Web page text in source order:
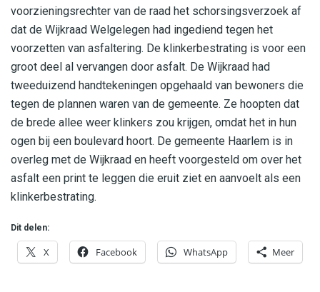
voorzieningsrechter van de raad het schorsingsverzoek af
dat de Wijkraad Welgelegen had ingediend tegen het
voorzetten van asfaltering. De klinkerbestrating is voor een
groot deel al vervangen door asfalt. De Wijkraad had
tweeduizend handtekeningen opgehaald van bewoners die
tegen de plannen waren van de gemeente. Ze hoopten dat
de brede allee weer klinkers zou krijgen, omdat het in hun
ogen bij een boulevard hoort. De gemeente Haarlem is in
overleg met de Wijkraad en heeft voorgesteld om over het
asfalt een print te leggen die eruit ziet en aanvoelt als een
klinkerbestrating.
Dit delen:
X Facebook WhatsApp Meer